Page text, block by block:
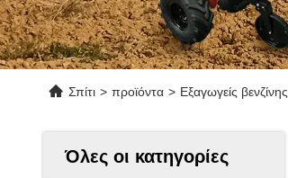
Σπίτι > προϊόντα > Εξαγωγείς βενζίνης
Όλες οι κατηγορίες